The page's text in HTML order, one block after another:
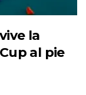
la
al pie